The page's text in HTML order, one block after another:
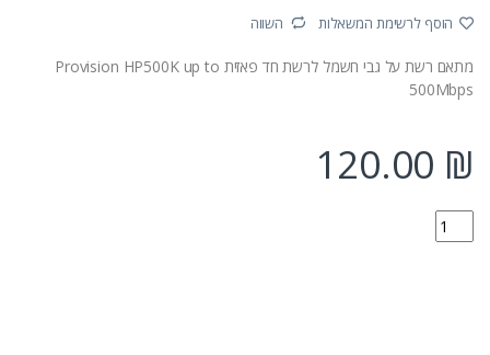
הוסף לרשימת המשאלות השווה
מתאם רשת על גבי חשמל לרשת חד פאזית Provision HP500K up to
500Mbps
120.00 ₪
PR-HP500K quantity